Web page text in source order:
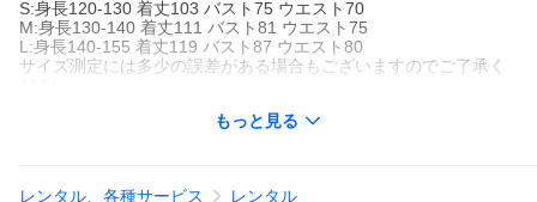
S:身長120-130 着丈103 バスト75 ウエスト70
M:身長130-140 着丈111 バスト81 ウエスト75
L:身長140-155 着丈119 バスト87 ウエスト80
サイズ測定には多少の誤差がある場合もございますのでご了承く
続きは商品詳細にてご確認ください。
もっと見る
レンタル、各種サービス
レンタル